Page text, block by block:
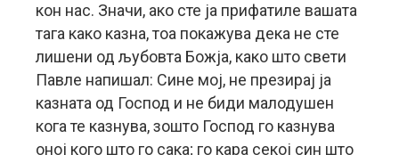
кон нас. Значи, ако сте ја прифатиле вашата
тага како казна, тоа покажува дека не сте
лишени од љубовта Божја, како што свети
Павле напишал: Сине мој, не презирај ја
казната од Господ и не биди малодушен
кога те казнува, зошто Господ го казнува
оној кого што го сака; го кара секој син што